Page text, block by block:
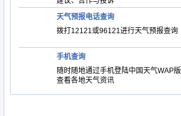
天气预报电话查询
拨打12121或96121进行天气预报查询
手机查询
随时随地通过手机登陆中国天气WAP版
查看各地天气资讯